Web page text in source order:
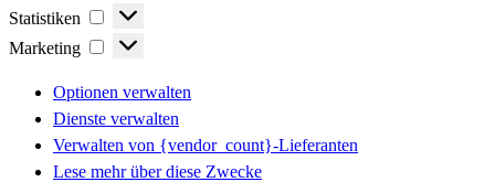
Statistiken
Statistiken
Marketing
Marketing
Optionen verwalten
Dienste verwalten
Verwalten von {vendor_count}-Lieferanten
Lese mehr über diese Zwecke